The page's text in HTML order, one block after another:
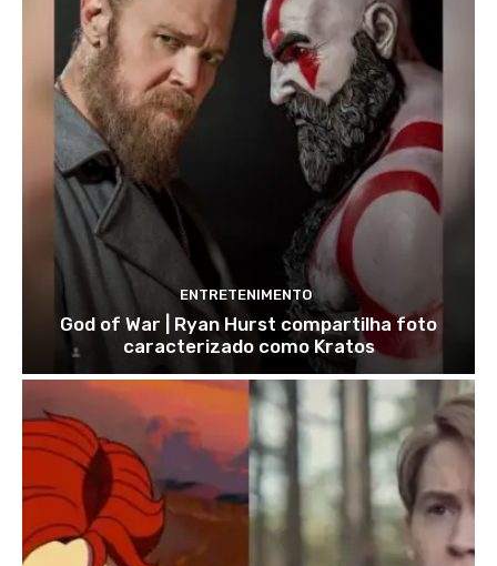
ENTRETENIMENTO
God of War | Ryan Hurst compartilha foto
caracterizado como Kratos